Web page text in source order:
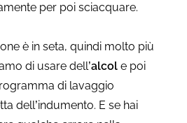
per poi sciacquare.
è in seta, quindi molto più
di usare dell’alcol e poi
di lavaggio
dell’indumento. E se hai